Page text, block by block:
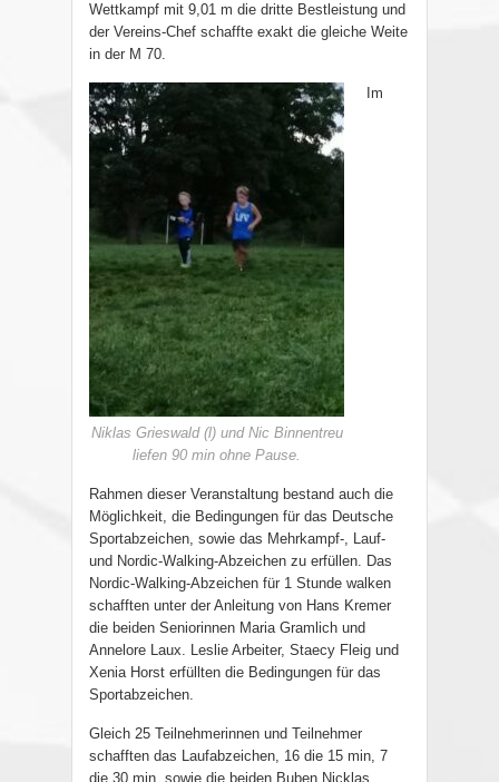
Wettkampf mit 9,01 m die dritte Bestleistung und
der Vereins-Chef schaffte exakt die gleiche Weite
in der M 70.
Niklas Grieswald (l) und Nic Binnentreu
liefen 90 min ohne Pause.
Im
Rahmen dieser Veranstaltung bestand auch die
Möglichkeit, die Bedingungen für das Deutsche
Sportabzeichen, sowie das Mehrkampf-, Lauf-
und Nordic-Walking-Abzeichen zu erfüllen. Das
Nordic-Walking-Abzeichen für 1 Stunde walken
schafften unter der Anleitung von Hans Kremer
die beiden Seniorinnen Maria Gramlich und
Annelore Laux. Leslie Arbeiter, Staecy Fleig und
Xenia Horst erfüllten die Bedingungen für das
Sportabzeichen.
Gleich 25 Teilnehmerinnen und Teilnehmer
schafften das Laufabzeichen, 16 die 15 min, 7
die 30 min, sowie die beiden Buben Nicklas